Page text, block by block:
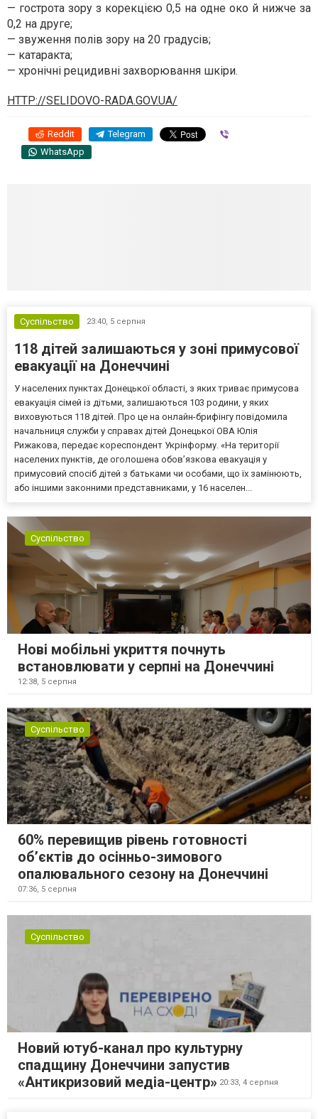
— гострота зору з корекцією 0,5 на одне око й нижче за
0,2 на друге;
— звуження полів зору на 20 градусів;
— катаракта;
— хронічні рецидивні захворювання шкіри.
HTTP://SELIDOVO-RADA.GOV.UA/
Reddit Telegram
WhatsApp
Суспільство 23:40, 5 серпня
118 дітей залишаються у зоні примусової
евакуації на Донеччині
У населених пунктах Донецької області, з яких триває примусова
евакуація сімей із дітьми, залишаються 103 родини, у яких
виховуються 118 дітей. Про це на онлайн-брифінгу повідомила
начальниця служби у справах дітей Донецької ОВА Юлія
Рижакова, передає кореспондент Укрінформу. «На території
населених пунктів, де оголошена обов’язкова евакуація у
примусовий спосіб дітей з батьками чи особами, що їх замінюють,
або іншими законними представниками, у 16 населен...
Суспільство
Нові мобільні укриття почнуть
встановлювати у серпні на Донеччині
12:38, 5 серпня
Суспільство
60% перевищив рівень готовності
об’єктів до осінньо-зимового
опалювального сезону на Донеччині
07:36, 5 серпня
Суспільство
Новий ютуб-канал про культурну
спадщину Донеччини запустив
«Антикризовий медіа-центр» 20:33, 4 серпня